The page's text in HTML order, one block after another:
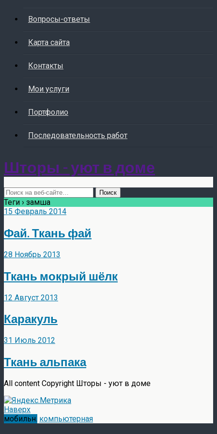
Вопросы-ответы
Карта сайта
Контакты
Мои услуги
Портфолио
Последовательность работ
Шторы - уют в доме
Теги › замша
15 Февраль 2014
Фай. Ткань фай
28 Ноябрь 2013
Ткань мокрый шёлк
12 Август 2013
Каракуль
31 Июль 2012
Ткань альпака
All content Copyright Шторы - уют в доме
Наверх
мобильн. компьютерная